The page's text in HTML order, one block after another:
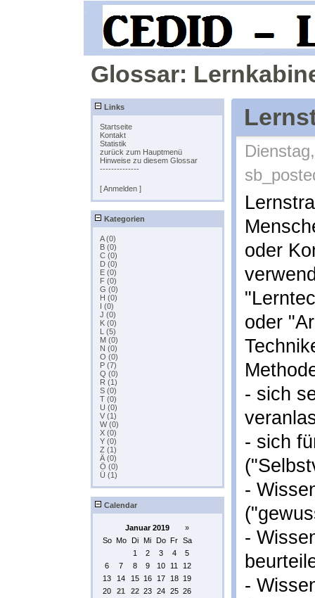
Glossar:
Links
Startseite
Kontakt
Statistik
zurück zum Hauptmenü
Hinweise zu diesem Glossar
--------------
[ Anmelden ]
Kategorien
A (0)
B (0)
C (0)
D (0)
E (0)
F (0)
G (0)
H (0)
I (0)
J (0)
K (0)
L (5)
M (0)
N (0)
O (0)
P (7)
Q (0)
R (1)
S (0)
T (0)
U (0)
V (1)
W (0)
X (0)
Y (0)
Z (1)
Ä (0)
Ö (0)
Ü (1)
Calendar
Januar 2019
»
So Mo Di Mi Do Fr Sa
1
2 3 4
5
6
7 8 9 10 11
12
13
14 15 16 17 18 19
20
21 22 23 24 25 26
oder
oder
- sich
- sich
-
-
-